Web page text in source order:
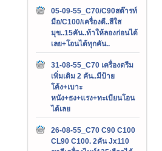
05-09-55_C70/C90สต๊ารท์
มือ/C100/เครื่องดี..สีใส
มุข..15คัน..ท้าให้ลองก่อนได้
เลย+โอนได้ทุกคัน..
31-08-55_C70 เครื่องดรีม
เพิ่มเติม 2 คัน..มีป้าย
โค้ง+เบาะ
หนัง+ธง+แรง+ทะเบียนโอน
ได้เลย
26-08-55_C70 C90 C100
CL90 C100. 2คัน Jx110